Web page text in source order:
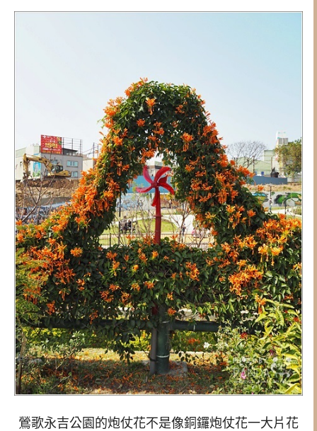
鶯歌永吉公園的炮仗花不是像銅鑼炮仗花一大片花